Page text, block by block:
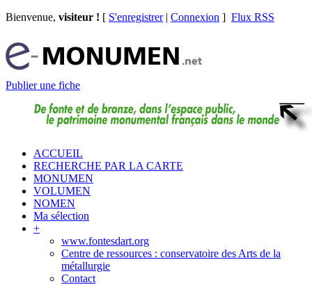
Bienvenue, visiteur ! [ S'enregistrer| Connexion ] Flux RSS
Publier une fiche
ACCUEIL
RECHERCHE PAR LA CARTE
MONUMEN
VOLUMEN
NOMEN
Ma sélection
+
www.fontesdart.org
Centre de ressources : conservatoire des Arts de la
métallurgie
Contact